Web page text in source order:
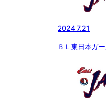
2024.7.21
ＢＬ東日本ガ